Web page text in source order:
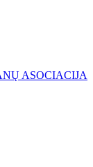
ASOCIACIJA